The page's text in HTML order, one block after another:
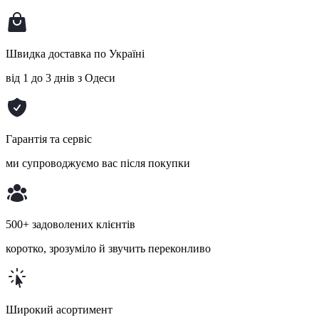
Швидка доставка по Україні
від 1 до 3 днів з Одеси
Гарантія та сервіс
ми супроводжуємо вас після покупки
500+ задоволених клієнтів
коротко, зрозуміло й звучить переконливо
Широкий асортимент